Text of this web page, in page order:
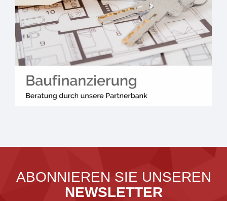
ABONNIEREN SIE UNSEREN
NEWSLETTER